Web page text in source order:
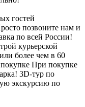
гостей
позвоните нам и
по всей России!
курьерской
более чем в 60
При покупке
3D-тур по
экскурсию по